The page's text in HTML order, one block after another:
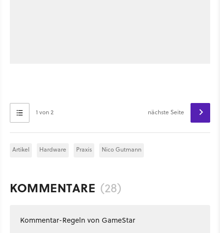
1 von 2 nächste Seite
Artikel Hardware Praxis Nico Gutmann
KOMMENTARE (28)
Kommentar-Regeln von GameStar